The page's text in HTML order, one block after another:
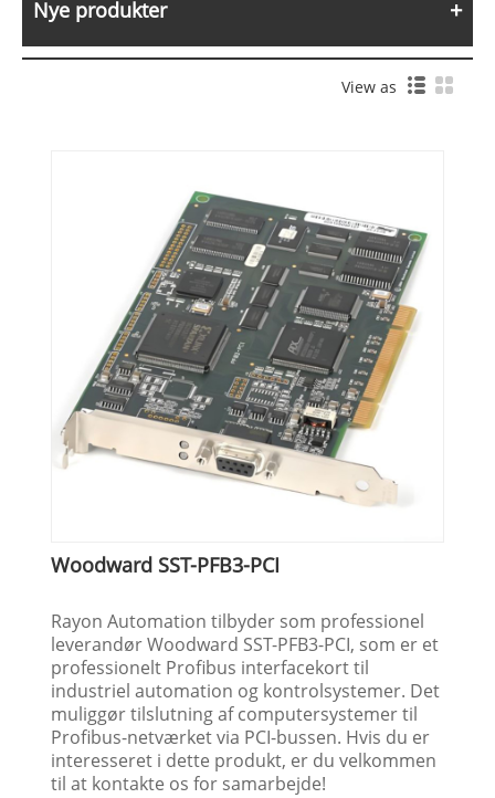
Nye produkter
View as
Woodward SST-PFB3-PCI
Rayon Automation tilbyder som professionel
leverandør Woodward SST-PFB3-PCI, som er et
professionelt Profibus interfacekort til
industriel automation og kontrolsystemer. Det
muliggør tilslutning af computersystemer til
Profibus-netværket via PCI-bussen. Hvis du er
interesseret i dette produkt, er du velkommen
til at kontakte os for samarbejde!